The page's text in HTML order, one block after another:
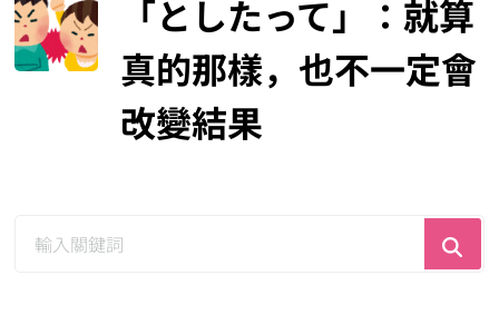
「としたって」：就算
真的那樣，也不一定會
改變結果